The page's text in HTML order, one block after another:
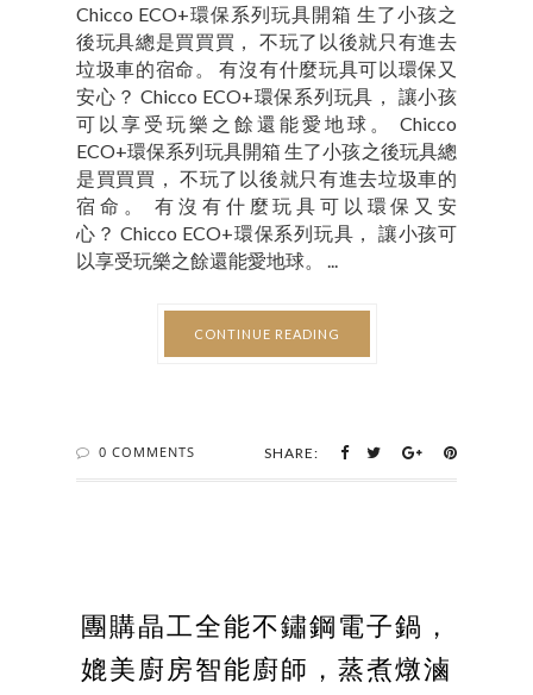
Chicco ECO+環保系列玩具開箱 生了小孩之
後玩具總是買買買， 不玩了以後就只有進去
垃圾車的宿命。 有沒有什麼玩具可以環保又
安心？ Chicco ECO+環保系列玩具， 讓小孩
可以享受玩樂之餘還能愛地球。 Chicco
ECO+環保系列玩具開箱 生了小孩之後玩具總
是買買買， 不玩了以後就只有進去垃圾車的
宿命。 有沒有什麼玩具可以環保又安
心？ Chicco ECO+環保系列玩具， 讓小孩可
以享受玩樂之餘還能愛地球。 ...
CONTINUE READING
0 COMMENTS SHARE:
團購晶工全能不鏽鋼電子鍋，
媲美廚房智能廚師，蒸煮燉滷